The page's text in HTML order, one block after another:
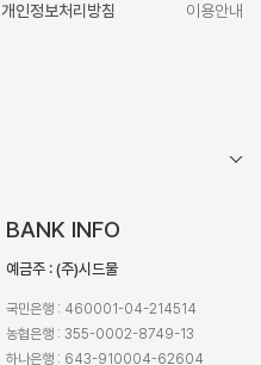
개인정보처리방침
이용안내
BANK INFO
예금주 : (주)시드물
국민은행 : 460001-04-214514
농협은행 : 355-0002-8749-13
하나은행 : 643-910004-62604